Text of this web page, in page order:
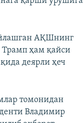
АҚШнинг
Трамп ҳам қайси
деярли ҳеч
томонидан
Владимир